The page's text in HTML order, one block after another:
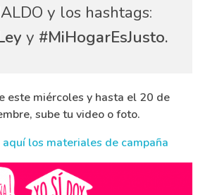
y los hashtags:
y #MiHogarEsJusto.
este miércoles y hasta el 20 de
sube tu video o foto.
los materiales de campaña